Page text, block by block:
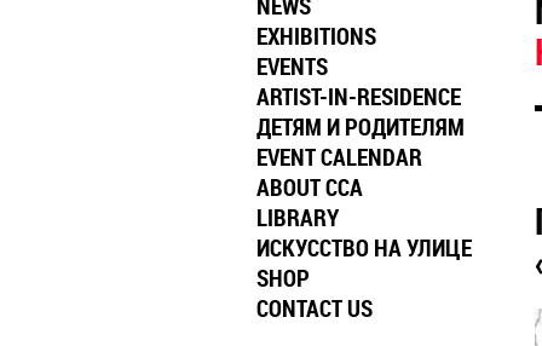
NEWS
EXHIBITIONS
EVENTS
ARTIST-IN-RESIDENCE
ДЕТЯМ И РОДИТЕЛЯМ
EVENT CALENDAR
ABOUT CCA
LIBRARY
ИСКУССТВО НА УЛИЦЕ
SHOP
CONTACT US